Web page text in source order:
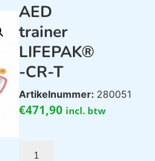
AED
trainer
LIFEPAK®
-CR-T
Artikelnummer: 280051
€471,90 incl. btw